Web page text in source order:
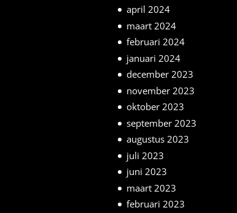
april 2024
maart 2024
februari 2024
januari 2024
december 2023
november 2023
oktober 2023
september 2023
augustus 2023
juli 2023
juni 2023
maart 2023
februari 2023